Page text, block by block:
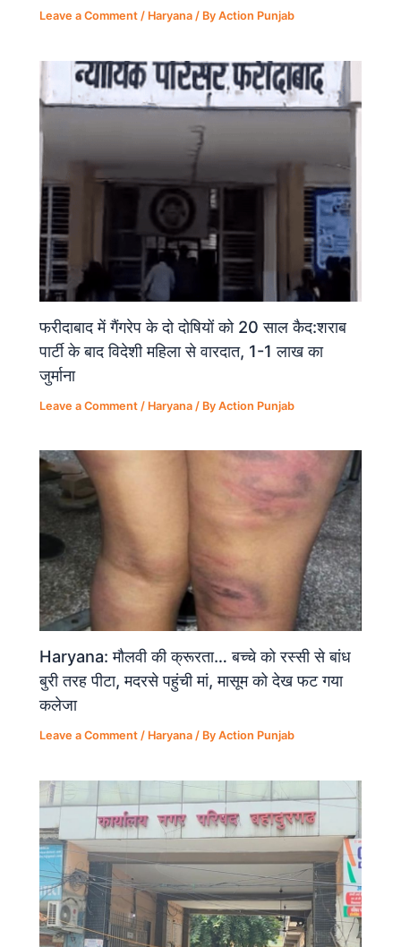
Leave a Comment / Haryana / ByAction Punjab
फरीदाबाद में गैंगरेप के दो दोषियों को 20 साल कैद:शराब
पार्टी के बाद विदेशी महिला से वारदात, 1-1 लाख का
जुर्माना
Leave a Comment / Haryana / ByAction Punjab
Haryana: मौलवी की क्रूरता… बच्चे को रस्सी से बांध
बुरी तरह पीटा, मदरसे पहुंची मां, मासूम को देख फट गया
कलेजा
Leave a Comment / Haryana / ByAction Punjab